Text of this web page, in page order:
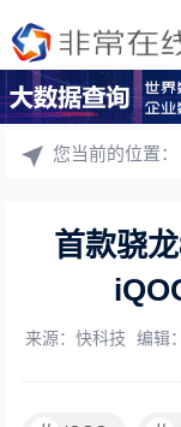
您当前的位置
首款骁
来源：快科技 编辑